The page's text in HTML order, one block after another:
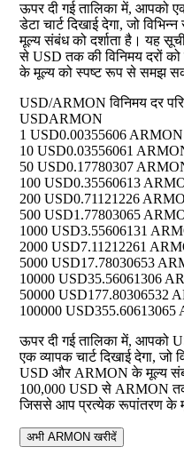
ऊपर दी गई तालिका में, आपको
डेटा चार्ट दिखाई देगा, जो
मूल्य संबंध को दर्शाता है। यह
से USD तक की विनिमय दरों
के मूल्य को स्पष्ट रूप से समझ
USD/ARMON विनिमय दर
USDARMON
1 USD0.00355606 ARMON
10 USD0.03556061
50 USD0.17780307
100 USD0.35560613
200 USD0.71121226
500 USD1.77803065
1000 USD3.55606131
2000 USD7.11212261
5000 USD17.78030653
10000 USD35.56061306
50000 USD177.80306532
100000 USD355.60613065
ऊपर दी गई तालिका में, आपको
एक व्यापक चार्ट दिखाई देगा, जो
USD और ARMON के मूल्य
100,000 USD से ARMON
जिससे आप प्रत्येक रूपांतरण के
अभी ARMON खरीदें